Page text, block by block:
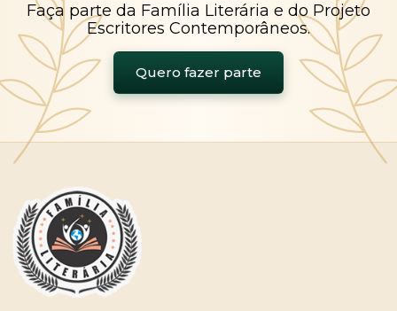
Faça parte da Família Literária e do Projeto
Escritores Contemporâneos.
Quero fazer parte